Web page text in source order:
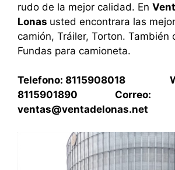
rudo de la mejor calidad. En
Lonas usted encontrara las
camión, Tráiler, Torton. También
Fundas para camioneta.
Telefono: 8115908018
8115901890 Correo:
ventas@ventadelonas.net